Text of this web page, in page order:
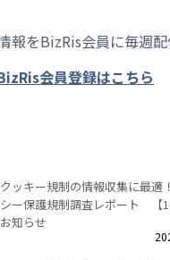
報をBizRis会員に毎週
会員登録はこちら
ッキー規制の情報収集に最適
ー保護規制調査レポート 【
知らせ